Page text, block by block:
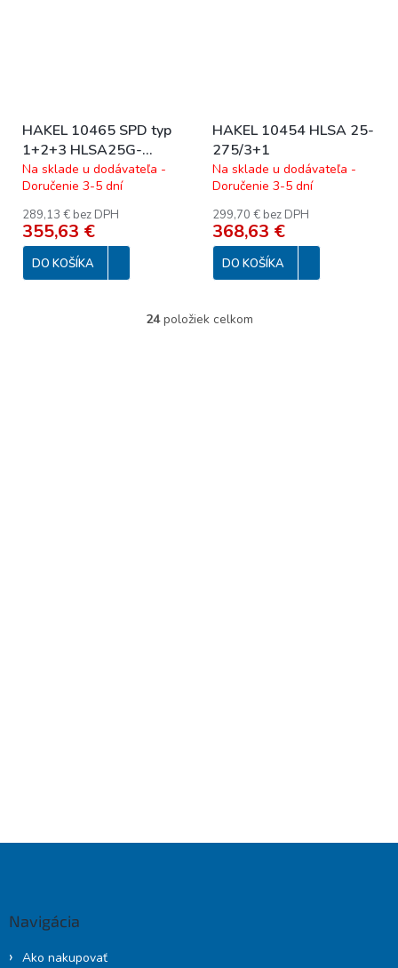
HAKEL 10465 SPD typ
1+2+3 HLSA25G-
255/4+0
Na sklade u dodávateľa -
Doručenie 3-5 dní
289,13 € bez DPH
355,63 €
DO KOŠÍKA
HAKEL 10454 HLSA 25-
275/3+1
Na sklade u dodávateľa -
Doručenie 3-5 dní
299,70 € bez DPH
368,63 €
DO KOŠÍKA
O
24položiek celkom
Navigácia
Ako nakupovať